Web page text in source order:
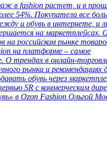
в fashion растет, и в
54%. Покупатели все
и обувь в интернете, и
на маркетплейсах.
на российском рынке
на платформе – самое
О трендах в онлайн-
рынка и рекомендациях
обувь через
SR с коммерческим
в Ozon Fashion Ольгой